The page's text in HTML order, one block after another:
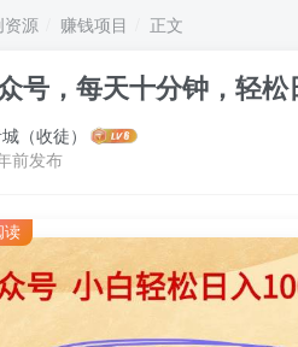
资源 赚钱项目 正文
号，每天十分钟，轻松
（收徒）
前发布
读